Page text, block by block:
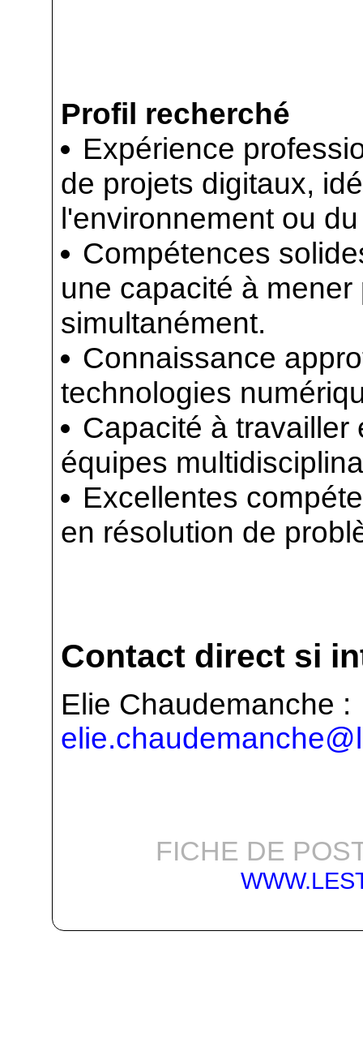
Profil recherché
Expérience
de projets digitaux,
l'environnement ou
Compétences
une capacité à
simultanément.
Connaissance
technologies
Capacité à travailler
équipes
Excellentes
en résolution de
Contact direct si
Elie Chaudemanche :
FICHE DE